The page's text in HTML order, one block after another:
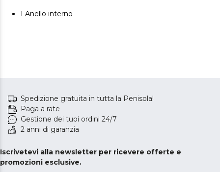
1 Anello interno
Spedizione gratuita in tutta la Penisola!
Paga a rate
Gestione dei tuoi ordini 24/7
2 anni di garanzia
Iscrivetevi alla newsletter per ricevere offerte e
promozioni esclusive.